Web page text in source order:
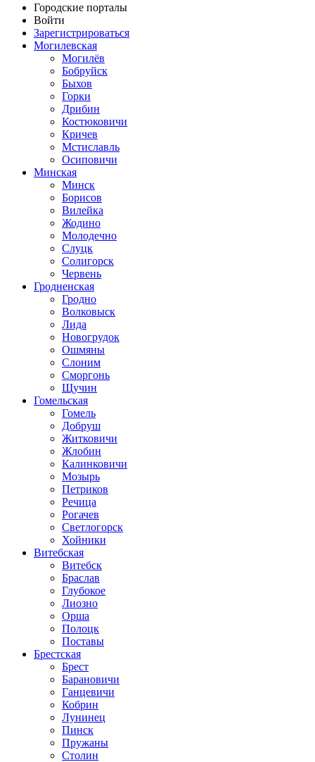
Городские порталы
Войти
Зарегистрироваться
Могилевская
Могилёв
Бобруйск
Быхов
Горки
Дрибин
Костюковичи
Кричев
Мстиславль
Осиповичи
Минская
Минск
Борисов
Вилейка
Жодино
Молодечно
Слуцк
Солигорск
Червень
Гродненская
Гродно
Волковыск
Лида
Новогрудок
Ошмяны
Слоним
Сморгонь
Щучин
Гомельская
Гомель
Добруш
Житковичи
Жлобин
Калинковичи
Мозырь
Петриков
Речица
Рогачев
Светлогорск
Хойники
Витебская
Витебск
Браслав
Глубокое
Лиозно
Орша
Полоцк
Поставы
Брестская
Брест
Барановичи
Ганцевичи
Кобрин
Лунинец
Пинск
Пружаны
Столин